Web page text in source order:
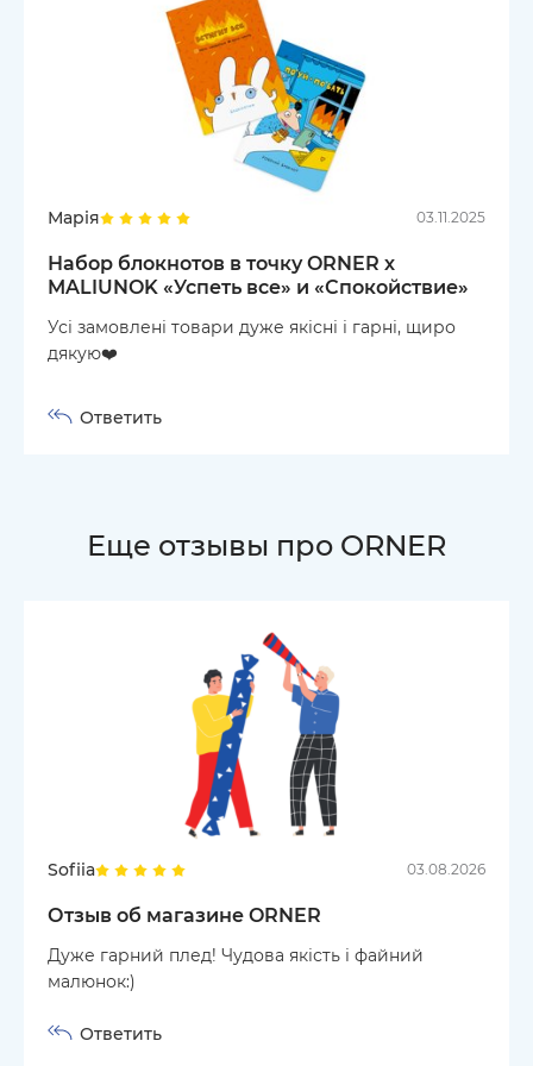
Марія 03.11.2025
Набор блокнотов в точку ORNER х
MALIUNOK «Успеть все» и «Спокойствие»
Усі замовлені товари дуже якісні і гарні, щиро
дякую❤️
Ответить
Еще отзывы про ORNER
Sofiia 03.08.2026
Отзыв об магазине ORNER
Дуже гарний плед! Чудова якість і файний
малюнок:)
Ответить